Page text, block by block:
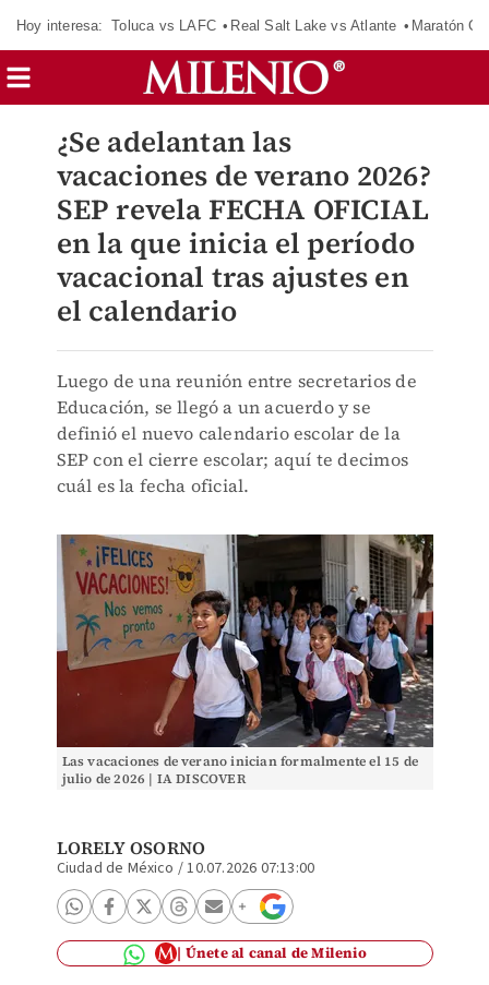
Hoy interesa: Toluca vs LAFC Real Salt Lake vs Atlante Maratón
¿Se adelantan las
vacaciones de verano 2026?
SEP revela FECHA OFICIAL
en la que inicia el período
vacacional tras ajustes en
el calendario
Luego de una reunión entre secretarios de
Educación, se llegó a un acuerdo y se
definió el nuevo calendario escolar de la
SEP con el cierre escolar; aquí te decimos
cuál es la fecha oficial.
Las vacaciones de verano inician formalmente el 15 de
julio de 2026 | IA DISCOVER
LORELY OSORNO
Ciudad de México /10.07.2026 07:13:00
Únete al canal de Milenio